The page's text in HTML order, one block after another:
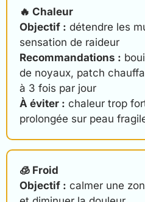
🔥 Chaleur
Objectif : détendre les
sensation de raideur
Recommandations :
de noyaux, patch
à 3 fois par jour
À éviter : chaleur trop
prolongée sur peau
🧊 Froid
Objectif : calmer une